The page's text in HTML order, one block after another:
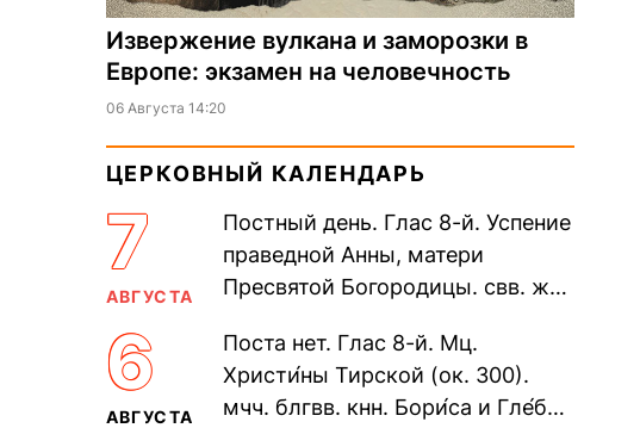
Извержение вулкана и заморозки в
Европе: экзамен на человечность
06 Августа 14:20
ЦЕРКОВНЫЙ КАЛЕНДАРЬ
7
АВГУСТА
Постный день. Глас 8-й. Успение
праведной Анны, матери
Пресвятой Богородицы. свв. жен
прп. Евпракси́и девы,...
6
АВГУСТА
Поста нет. Глас 8-й. Мц.
Христи́ны Тирской (ок. 300).
мчч. блгвв. кнн. Бори́са и Гле́ба,